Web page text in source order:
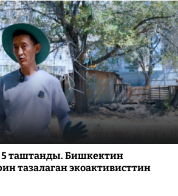
5 таштанды. Бишкектин
тазалаган экоактивисттин